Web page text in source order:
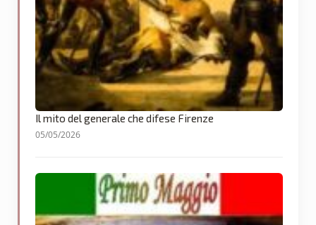
Il mito del generale che difese Firenze
05/05/2026